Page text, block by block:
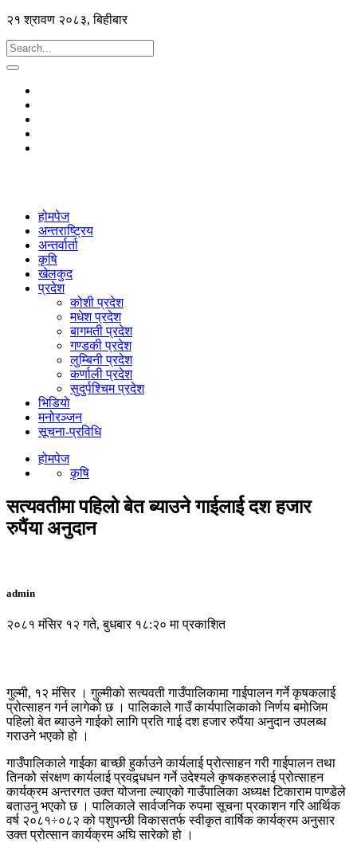
२१ श्रावण २०८३, बिहीबार
होमपेज
अन्तराष्ट्रिय
अन्तर्वार्ता
कृषि
खेलकुद
प्रदेश
कोशी प्रदेश
मधेश प्रदेश
बागमती प्रदेश
गण्डकी प्रदेश
लुम्बिनी प्रदेश
कर्णाली प्रदेश
सुदुर्पश्चिम प्रदेश
भिडियाे
मनोरञ्जन
सूचना-प्रविधि
होमपेज
कृषि
सत्यवतीमा पहिलो बेत ब्याउने गाईलार्ई दश हजार
रुपैंया अनुदान
admin
२०८१ मंसिर १२ गते, बुधबार १८:२० मा प्रकाशित
गुल्मी, १२ मंसिर । गुल्मीको सत्यवती गाउँपालिकामा गाईपालन गर्ने कृषकलाई
प्रोत्साहन गर्न लागेको छ । पालिकाले गाउँ कार्यपालिकाको निर्णय बमोजिम
पहिलो बेत ब्याउने गाईको लागि प्रति गाई दश हजार रुपैंया अनुदान उपलब्ध
गराउने भएको हो ।
गाउँपालिकाले गाईका बाच्छी हुर्काउने कार्यलाई प्रोत्साहन गरी गाईपालन तथा
तिनको संरक्षण कार्यलाई प्रवद्र्धधन गर्ने उदेश्यले कृषकहरुलाई प्रोत्साहन
कार्यक्रम अन्तरगत उक्त योजना ल्याएको गाउँपालिका अध्यक्ष टिकाराम पाण्डेले
बताउनु भएको छ । पालिकाले सार्वजनिक रुपमा सूचना प्रकाशन गरि आर्थिक
वर्ष २०८१÷०८२ को पशुपन्छी विकासतर्फ स्वीकृत वार्षिक कार्यक्रम अनुसार
उक्त प्रोत्सान कार्यक्रम अघि सारेको हो ।